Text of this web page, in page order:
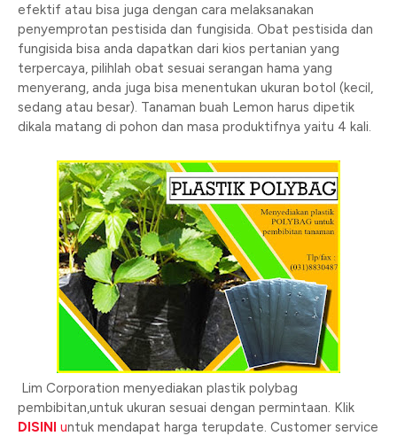
efektif atau bisa juga dengan cara melaksanakan
penyemprotan pestisida dan fungisida. Obat pestisida dan
fungisida bisa anda dapatkan dari kios pertanian yang
terpercaya, pilihlah obat sesuai serangan hama yang
menyerang, anda juga bisa menentukan ukuran botol (kecil,
sedang atau besar). Tanaman buah Lemon harus dipetik
dikala matang di pohon dan masa produktifnya yaitu 4 kali.
Lim Corporation menyediakan plastik polybag
pembibitan,untuk ukuran sesuai dengan permintaan. Klik
DISINI untuk mendapat harga terupdate. Customer service